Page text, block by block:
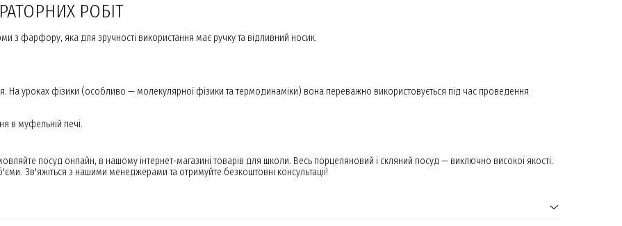
РОБІТ
фарфору, яка для зручності використання має ручку та відливний носик.
уроках фізики (особливо — молекулярної фізики та термодинаміки) вона переважно використовується під час проведення
в муфельній печі.
посуд онлайн, в нашому інтернет-магазині товарів для школи. Весь порцеляновий і скляний посуд — виключно високої якості.
Зв'яжіться з нашими менеджерами та отримуйте безкоштовні консультації!